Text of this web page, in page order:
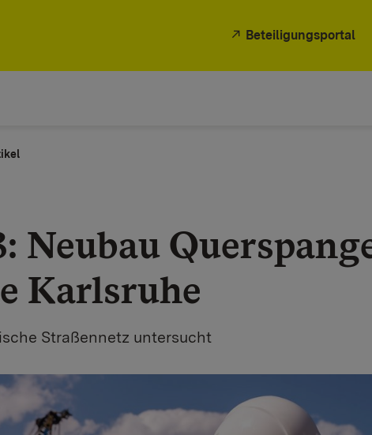
Beteiligungsportal
Neubau
Karlsruhe
Straßennetz untersucht